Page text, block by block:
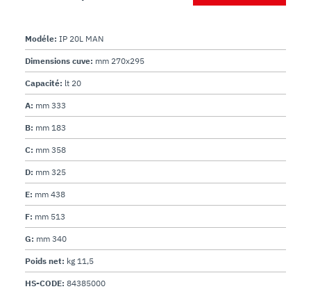
Modéle: IP 20L MAN
Dimensions cuve: mm 270x295
Capacité: lt 20
A: mm 333
B: mm 183
C: mm 358
D: mm 325
E: mm 438
F: mm 513
G: mm 340
Poids net: kg 11,5
HS-CODE: 84385000